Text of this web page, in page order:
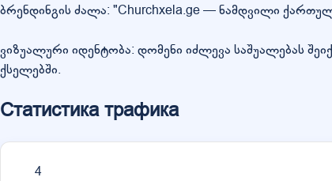
ბრენდინგის ძალა: "Churchxela.ge — ნამდვილი
ვიზუალური იდენტობა: დომენი იძლევა საშუალებას
ქსელებში.
Статистика трафика
4